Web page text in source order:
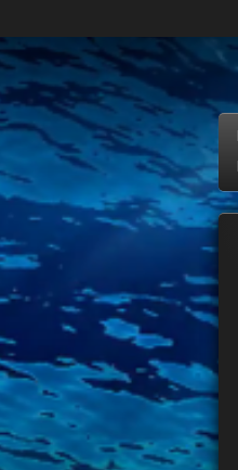
direct
naar
de
hoofdinhoud